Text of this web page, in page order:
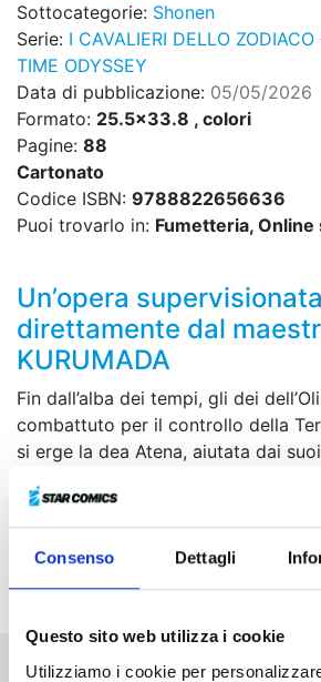
Consenso Dettagli
Questo sito web utilizza i cookie
Utilizziamo i cookie per
Sottocategorie: Shonen
Serie: I CAVALIERI DELLO
TIME ODYSSEY
Data di pubblicazione: 05/05/2026
Formato: 25.5x33.8 , colori
Pagine: 88
Cartonato
Codice ISBN: 9788822656636
Puoi trovarlo in: Fumetteria,
Un’opera supervisionata
direttamente dal
KURUMADA
Fin dall’alba dei tempi, gli dei
combattuto per il controllo della
si erge la dea Atena, aiutata dai
un nuovo avversario entra in
Cavalieri è in pericolo.
COLLECTOR EDITION con grande